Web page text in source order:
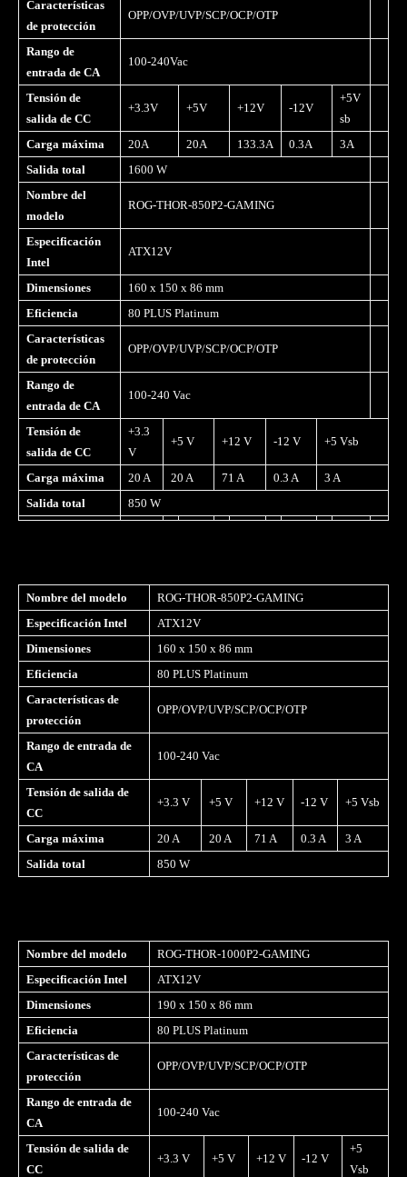
Características
de protección
OPP/OVP/UVP/SCP/OCP/OTP
Rango de
entrada de CA
100-240Vac
Tensión de
salida de CC
+3.3V +5V +12V -12V
+5V
sb
Carga máxima
20A 20A 133.3A 0.3A
3A
Salida total
1600 W
Nombre del
modelo
ROG-THOR-850P2-GAMING
Especificación
Intel
ATX12V
Dimensiones
160 x 150 x 86 mm
Eficiencia
80 PLUS Platinum
Características
de protección
OPP/OVP/UVP/SCP/OCP/OTP
Rango de
entrada de CA
100-240 Vac
Tensión de
salida de CC
+3.3
V
+5 V +12 V -12 V +5 Vsb
Carga máxima 20 A 20 A 71 A 0.3 A
3 A
Salida total
850 W
Nombre del modelo
ROG-THOR-850P2-GAMING
Especificación Intel
ATX12V
Dimensiones
160 x 150 x 86 mm
Eficiencia
80 PLUS Platinum
Características de
protección
OPP/OVP/UVP/SCP/OCP/OTP
Rango de entrada de
CA
100-240 Vac
Tensión de salida de
CC
+3.3 V +5 V +12 V -12 V +5 Vsb
Carga máxima 20 A 20 A 71 A 0.3 A
3 A
Salida total
850 W
Nombre del modelo
ROG-THOR-1000P2-GAMING
Especificación Intel
ATX12V
Dimensiones
190 x 150 x 86 mm
Eficiencia
80 PLUS Platinum
Características de
protección
OPP/OVP/UVP/SCP/OCP/OTP
Rango de entrada de
CA
100-240 Vac
Tensión de salida de
CC
+3.3 V +5 V +12 V -12 V
+5
Vsb